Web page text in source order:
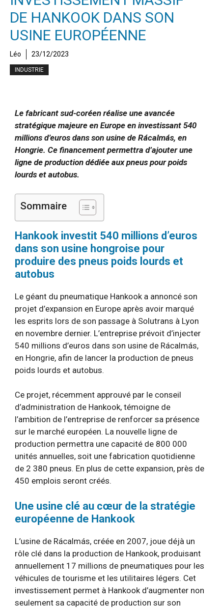
DE HANKOOK DANS SON
USINE EUROPÉENNE
Léo 23/12/2023
INDUSTRIE
Le fabricant sud-coréen réalise une avancée
stratégique majeure en Europe en investissant 540
millions d’euros dans son usine de Rácalmás, en
Hongrie. Ce financement permettra d’ajouter une
ligne de production dédiée aux pneus pour poids
lourds et autobus.
Sommaire
Hankook investit 540 millions d’euros
dans son usine hongroise pour
produire des pneus poids lourds et
autobus
Le géant du pneumatique Hankook a annoncé son
projet d’expansion en Europe après avoir marqué
les esprits lors de son passage à Solutrans à Lyon
en novembre dernier. L’entreprise prévoit d’injecter
540 millions d’euros dans son usine de Rácalmás,
en Hongrie, afin de lancer la production de pneus
poids lourds et autobus.
Ce projet, récemment approuvé par le conseil
d’administration de Hankook, témoigne de
l’ambition de l’entreprise de renforcer sa présence
sur le marché européen. La nouvelle ligne de
production permettra une capacité de 800 000
unités annuelles, soit une fabrication quotidienne
de 2 380 pneus. En plus de cette expansion, près de
450 emplois seront créés.
Une usine clé au cœur de la stratégie
européenne de Hankook
L’usine de Rácalmás, créée en 2007, joue déjà un
rôle clé dans la production de Hankook, produisant
annuellement 17 millions de pneumatiques pour les
véhicules de tourisme et les utilitaires légers. Cet
investissement permet à Hankook d’augmenter non
seulement sa capacité de production sur son